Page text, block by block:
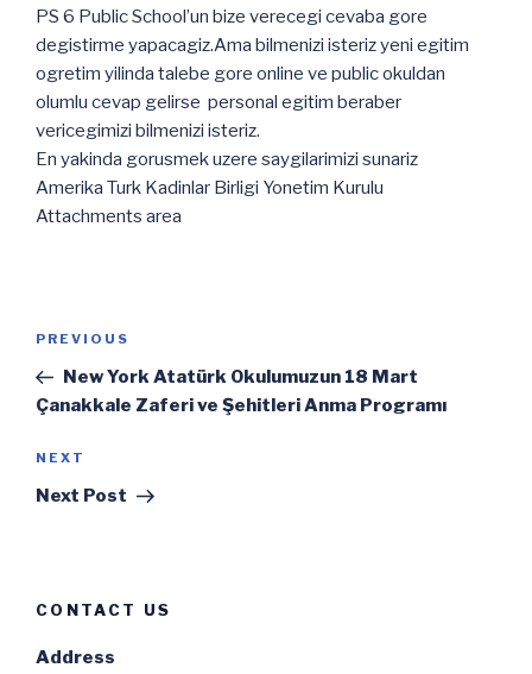
PS 6 Public School’un bize verecegi cevaba gore
degistirme yapacagiz.Ama bilmenizi isteriz yeni egitim
ogretim yilinda talebe gore online ve public okuldan
olumlu cevap gelirse personal egitim beraber
vericegimizi bilmenizi isteriz.
En yakinda gorusmek uzere saygilarimizi sunariz
Amerika Turk Kadinlar Birligi Yonetim Kurulu
Attachments area
Previous
Post
PREVIOUS
New York Atatürk Okulumuzun 18 Mart
Çanakkale Zaferi ve Şehitleri Anma Programı
Next
Post
NEXT
Next Post
CONTACT US
Address